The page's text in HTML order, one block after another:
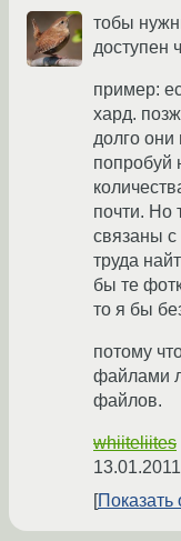
тобы
доступен
пример:
хард.
долго
попробуй
почти. Но
связаны с
труда
бы те
то я бы
потому
файлами
файлов.
whiiteliites
Показать